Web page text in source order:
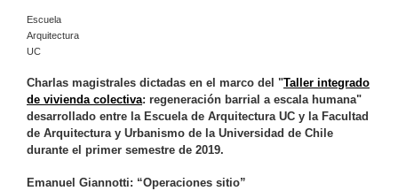
Escuela
Arquitectura
UC
Charlas magistrales dictadas en el marco del "Taller integrado
de vivienda colectiva: regeneración barrial a escala humana"
desarrollado entre la Escuela de Arquitectura UC y la Facultad
de Arquitectura y Urbanismo de la Universidad de Chile
durante el primer semestre de 2019.
Emanuel Giannotti: “Operaciones sitio”